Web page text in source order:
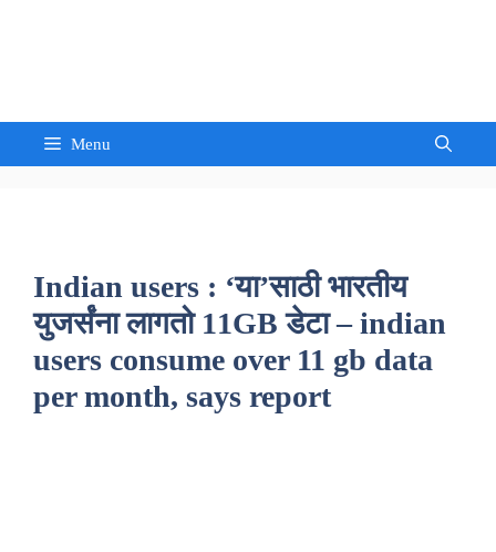
Menu
Indian users : ‘या’साठी भारतीय
युजर्संना लागतो 11GB डेटा – indian
users consume over 11 gb data
per month, says report